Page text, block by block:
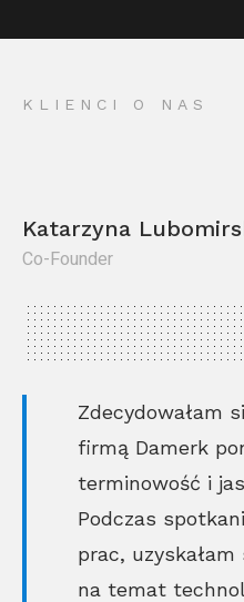
KLIENCI O NAS
Katarzyna
Co-Founder
Zdecydowałam
firmą Damerk
terminowość i
Podczas
prac, uzyskałam
na temat